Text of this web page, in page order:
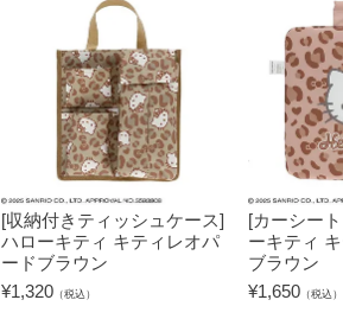
[収納付きティッシュケース]
ハローキティ キティレオパ
ードブラウン
¥1,320 （税込）
[カーシー
ーキティ
ブラウン
¥1,650 （税込）